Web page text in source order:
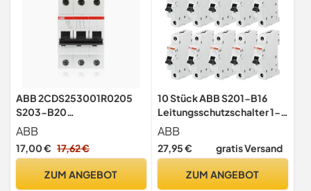
ABB 2CDS253001R0205
S203-B20
Sicherungsautomat
Leitungsschutzschalter
1STK
ABB
17,00 € 17,62 €
ZUM ANGEBOT
10 Stück ABB S201-B16
Leitungsschutzschalter 1-
polig 16A
Sicherungsautomat
ABB
27,95 € gratis Versand
ZUM ANGEBOT